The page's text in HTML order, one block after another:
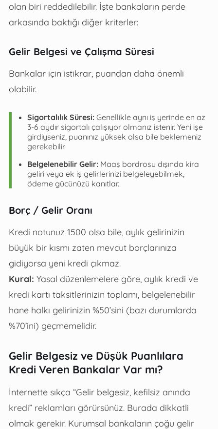
olan biri reddedilebilir. İşte bankaların perde
arkasında baktığı diğer kriterler:
Gelir Belgesi ve Çalışma Süresi
Bankalar için istikrar, puandan daha önemli
olabilir.
Sigortalılık Süresi:Genellikle aynı iş yerinde en az
3-6 aydır sigortalı çalışıyor olmanız istenir. Yeni işe
girdiyseniz, puanınız yüksek olsa bile beklemeniz
gerekebilir.
Belgelenebilir Gelir:Maaş bordrosu dışında kira
geliri veya ek iş gelirlerinizi belgeleyebilmek,
ödeme gücünüzü kanıtlar.
Borç / Gelir Oranı
Kredi notunuz 1500 olsa bile, aylık gelirinizin
büyük bir kısmı zaten mevcut borçlarınıza
gidiyorsa yeni kredi çıkmaz.
Kural: Yasal düzenlemelere göre, aylık kredi ve
kredi kartı taksitlerinizin toplamı, belgelenebilir
hane halkı gelirinizin %50’sini (bazı durumlarda
%70’ini) geçmemelidir.
Gelir Belgesiz ve Düşük Puanlılara
Kredi Veren Bankalar Var mı?
İnternette sıkça “Gelir belgesiz, kefilsiz anında
kredi” reklamları görürsünüz. Burada dikkatli
olmak gerekir. Kurumsal bankaların çoğu gelir